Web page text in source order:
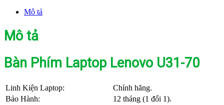
Mô tả
Mô tả
Bàn Phím Laptop Lenovo U31-70
Linh Kiện Laptop:
Chính hãng.
Bảo Hành:
12 tháng (1 đổi 1).